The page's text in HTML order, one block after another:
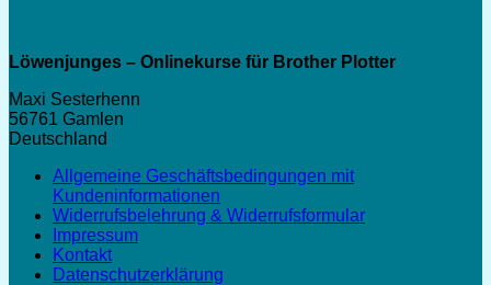
Löwenjunges – Onlinekurse für Brother Plotter
Maxi Sesterhenn
56761 Gamlen
Deutschland
Allgemeine Geschäftsbedingungen mit
Kundeninformationen
Widerrufsbelehrung & Widerrufsformular
Impressum
Kontakt
Datenschutzerklärung